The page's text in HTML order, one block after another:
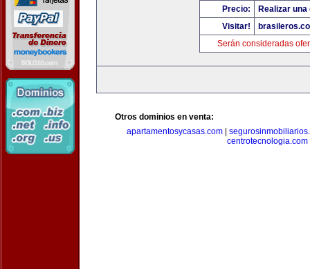
Precio:
Realizar
Visitar!
Serán consideradas
Otros dominios en venta:
apartamentosycasas.com|
centrotecnologia.com